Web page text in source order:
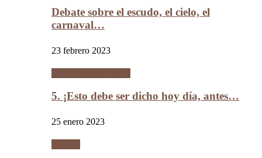
Debate sobre el escudo, el cielo, el
carnaval…
23 febrero 2023
5. ¡Esto debe ser dicho hoy día, antes…
25 enero 2023